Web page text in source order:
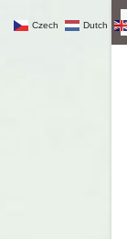
Czech Dutch